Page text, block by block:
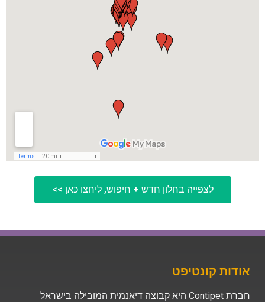
לצפייה בחלון חדש + חיפוש, ליחצו כאן >>
אודות קונטיפט
חברת Contipet היא קבוצה דיאנמית המובילה בישראל